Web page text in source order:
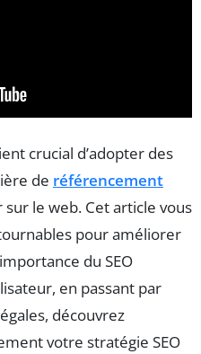
crucial d’adopter des
de référencement
le web. Cet article vous
pour améliorer
du SEO
en passant par
découvrez
votre stratégie SEO